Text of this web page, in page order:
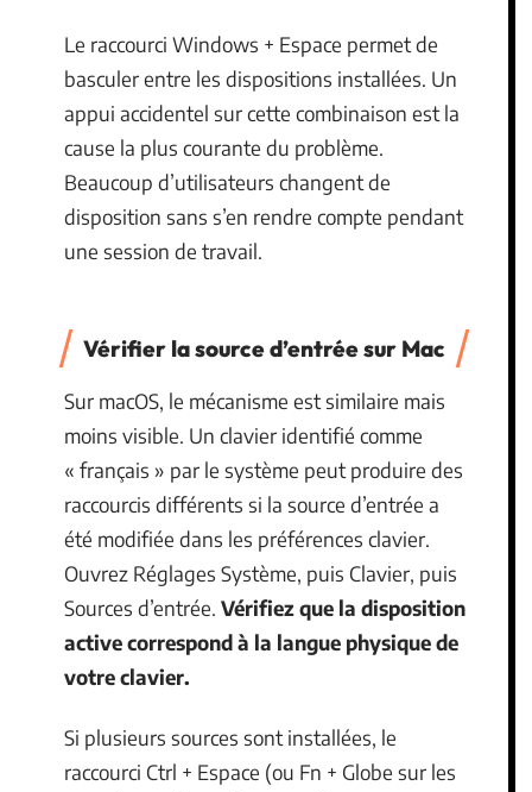
Le raccourci Windows + Espace permet de
basculer entre les dispositions installées. Un
appui accidentel sur cette combinaison est la
cause la plus courante du problème.
Beaucoup d’utilisateurs changent de
disposition sans s’en rendre compte pendant
une session de travail.
Vérifier la source d’entrée sur Mac
Sur macOS, le mécanisme est similaire mais
moins visible. Un clavier identifié comme
« français » par le système peut produire des
raccourcis différents si la source d’entrée a
été modifiée dans les préférences clavier.
Ouvrez Réglages Système, puis Clavier, puis
Sources d’entrée. Vérifiez que la disposition
active correspond à la langue physique de
votre clavier.
Si plusieurs sources sont installées, le
raccourci Ctrl + Espace (ou Fn + Globe sur les